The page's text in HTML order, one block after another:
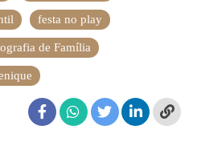
festa no play
de Família